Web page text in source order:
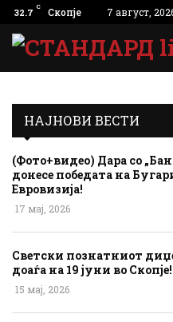
32.7 C Скопје 7 август,
НАЈНОВИ ВЕСТИ
(Фото+видео) Дара со
донесе победата на
Евровизија!
17 мај, 2026
Светски познатниот
доаѓа на 19 јуни во Скопје!
15 мај, 2026